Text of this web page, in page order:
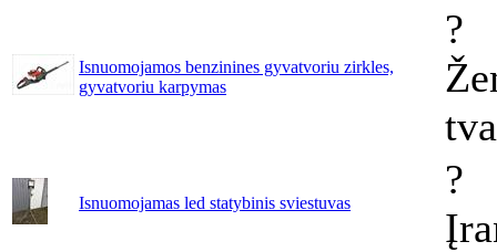
Isnuomojamos benzinines gyvatvoriu zirkles,
gyvatvoriu karpymas
?
Isnuomojamas led statybinis sviestuvas
?